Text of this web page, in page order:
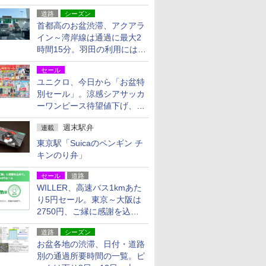
活動・復旧支援
道路 シーズン
首都高のお盆渋滞、アクアラ
イン～湾岸線は通過に最大2
時間15分。羽田の利用には
「空港西出口」の利用検討を
セール
ユニクロ、今日から「お盆特
別セール」。涼感シアサッカ
ーワンピース待望値下げ、撥
水ギアショーツは1990円に
連載 週末駅弁
東京駅「Suicaのペンギン チ
キンのり弁」
セール 道路
WILLER、高速バス1kmあた
り5円セール。東京～大阪は
2750円、ご縁に感謝を込め
た20周年記念キャンペーン
道路 シーズン
お盆各地の渋滞、日付・道路
別の通過所要時間の一覧。ピ